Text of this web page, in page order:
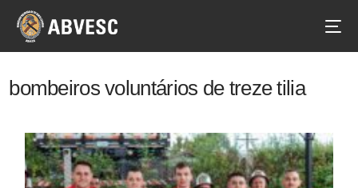
bombeiros voluntários de treze tilia